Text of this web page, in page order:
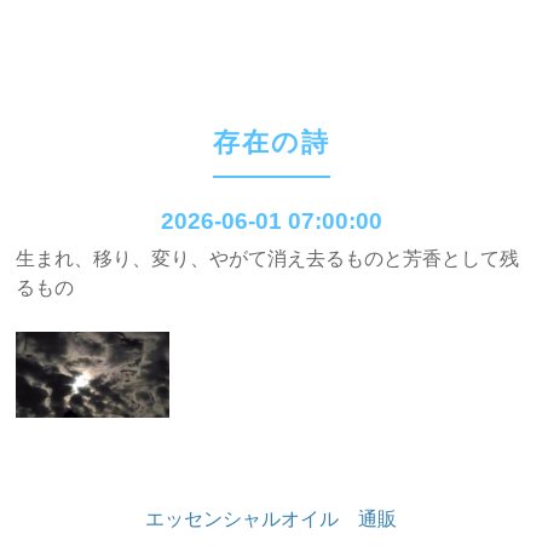
存在の詩
2026-06-01 07:00:00
生まれ、移り、変り、やがて消え去るものと芳香として残
るもの
エッセンシャルオイル 通販